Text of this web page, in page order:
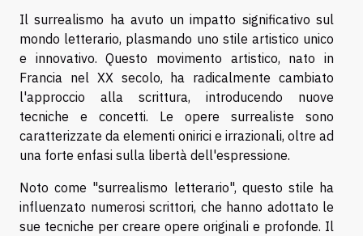
Il surrealismo ha avuto un impatto significativo sul
mondo letterario, plasmando uno stile artistico unico
e innovativo. Questo movimento artistico, nato in
Francia nel XX secolo, ha radicalmente cambiato
l'approccio alla scrittura, introducendo nuove
tecniche e concetti. Le opere surrealiste sono
caratterizzate da elementi onirici e irrazionali, oltre ad
una forte enfasi sulla libertà dell'espressione.
Noto come "surrealismo letterario", questo stile ha
influenzato numerosi scrittori, che hanno adottato le
sue tecniche per creare opere originali e profonde. Il